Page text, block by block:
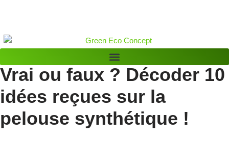
Vrai ou faux ? Décoder 10
idées reçues sur la
pelouse synthétique !